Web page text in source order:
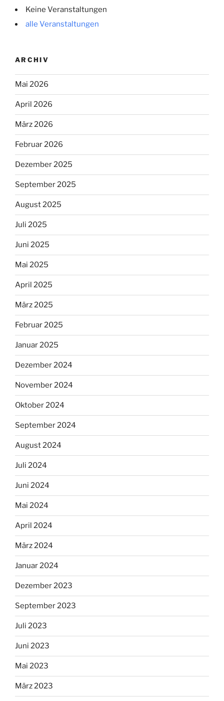
Keine Veranstaltungen
alle Veranstaltungen
ARCHIV
Mai 2026
April 2026
März 2026
Februar 2026
Dezember 2025
September 2025
August 2025
Juli 2025
Juni 2025
Mai 2025
April 2025
März 2025
Februar 2025
Januar 2025
Dezember 2024
November 2024
Oktober 2024
September 2024
August 2024
Juli 2024
Juni 2024
Mai 2024
April 2024
März 2024
Januar 2024
Dezember 2023
September 2023
Juli 2023
Juni 2023
Mai 2023
März 2023